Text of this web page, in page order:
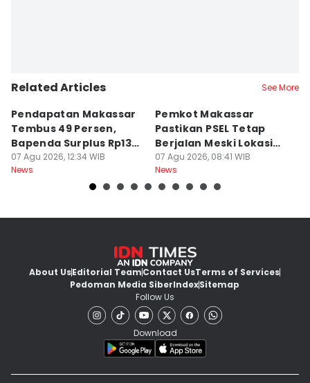
Related Articles See More
Pendapatan Makassar
Tembus 49 Persen,
Bapenda Surplus Rp130
Miliar
07 Agu 2026, 12:34 WIB
News
Pemkot Makassar
Pastikan PSEL Tetap
Berjalan Meski Lokasi
Belum Final
07 Agu 2026, 08:41 WIB
News
About UsEditorial TeamContact UsTerms of Services
Pedoman Media SiberIndexSitemap
Follow Us
Download